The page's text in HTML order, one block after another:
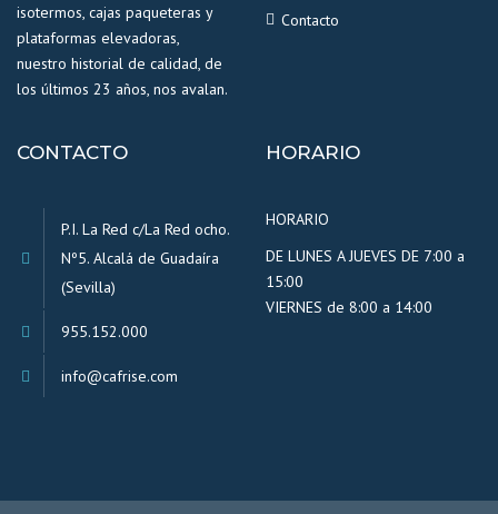
isotermos, cajas paqueteras y
plataformas elevadoras,
nuestro historial de calidad, de
los últimos 23 años, nos avalan.
Contacto
CONTACTO
P.I. La Red c/La Red ocho.
Nº5. Alcalá de Guadaíra
(Sevilla)
955.152.000
info@cafrise.com
HORARIO
HORARIO
DE LUNES A JUEVES DE 7:00 a
15:00
VIERNES de 8:00 a 14:00